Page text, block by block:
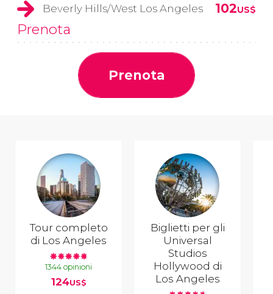
Beverly Hills/West Los Angeles
102US$
Prenota
Prenota
Tour completo
di Los Angeles
1344 opinioni
124US$
Biglietti per gli
Universal
Studios
Hollywood di
Los Angeles